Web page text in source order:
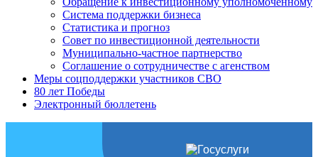
Система поддержки бизнеса
Статистика и прогноз
Совет по инвестиционной деятельности
Муниципально-частное партнерство
Соглашение о сотрудничестве с агенством
Меры соцподдержки участников СВО
80 лет Победы
Электронный бюллетень